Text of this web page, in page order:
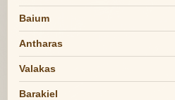
Baium
Antharas
Valakas
Barakiel